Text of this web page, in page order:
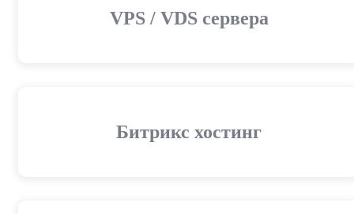
VPS / VDS сервера
Битрикс хостинг